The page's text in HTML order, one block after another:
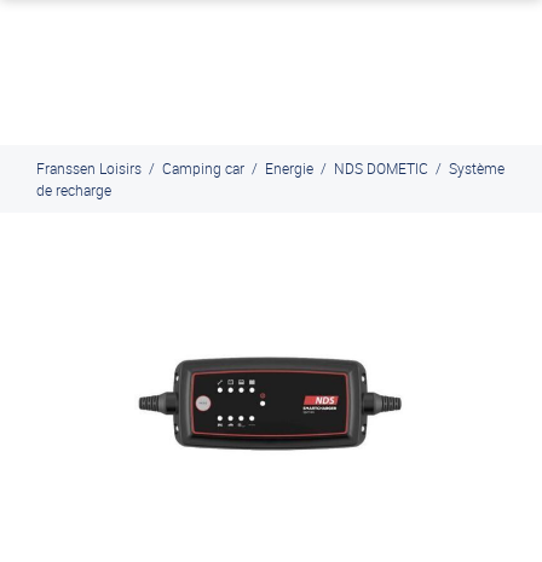
Franssen Loisirs / Camping car / Energie / NDS DOMETIC / Système
de recharge